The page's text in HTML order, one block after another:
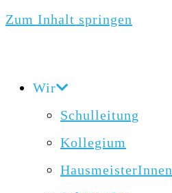
Zum Inhalt springen
Wir
Schulleitung
Kollegium
HausmeisterInnen